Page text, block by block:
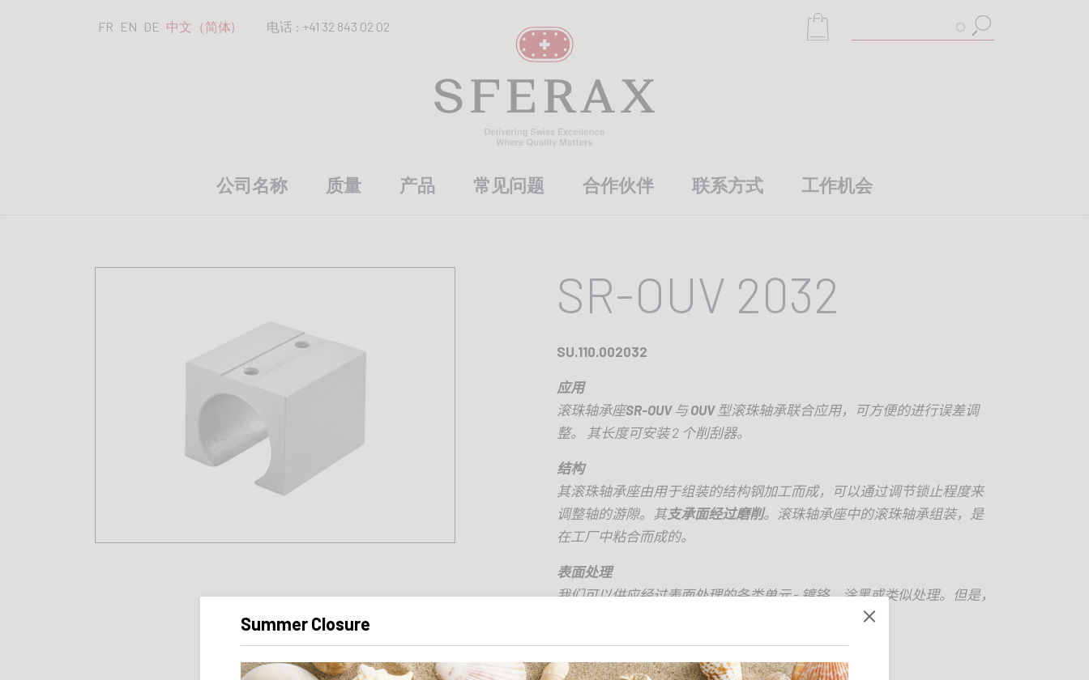
FR EN DE 中文（简体) 电话 : +41 32 843 02 02
公司名称 质量 产品 常见问题 合作伙伴 联系方式 工作机会
SR-OUV 2032
SU.110.002032
应用
滚珠轴承座SR-OUV 与OUV 型滚珠轴承联合应用，可方便的进行误差调
整。 其长度可安装2 个削刮器。
结构
其滚珠轴承座由用于组装的结构钢加工而成，可以通过调节锁止程度来
调整轴的游隙。其支承面经过磨削。滚珠轴承座中的滚珠轴承组装，是
在工厂中粘合而成的。
表面处理
我们可以供应经过表面处理的各类单元-镀铬、涂黑或类似处理。但是，
我们想指出的是，各种表面处理均会导致误差变化。
内径 D 长度
Summer Closure